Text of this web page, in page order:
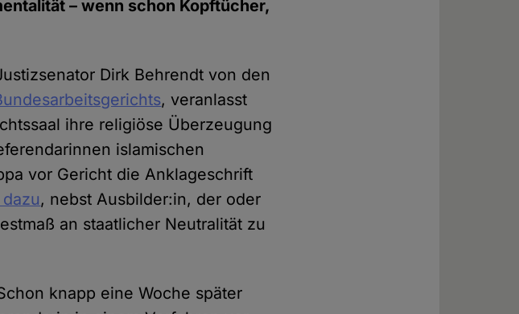
– wenn schon Kopftücher,
Dirk Behrendt von den
, veranlasst
ihre religiöse Überzeugung
islamischen
vor Gericht die Anklageschrift
dazu, nebst Ausbilder:in, der oder
an staatlicher Neutralität zu
knapp eine Woche später